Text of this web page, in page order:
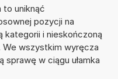
to uniknąć
pozycji na
kategorii i nieskończoną
We wszystkim wyręcza
sprawę w ciągu ułamka